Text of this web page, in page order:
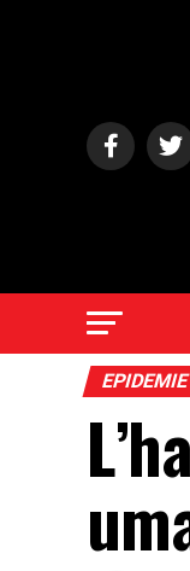
EPIDEMIE